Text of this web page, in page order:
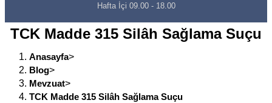
Hafta İçi 09.00 - 18.00
TCK Madde 315 Silâh Sağlama Suçu
Anasayfa>
Blog>
Mevzuat>
TCK Madde 315 Silâh Sağlama Suçu